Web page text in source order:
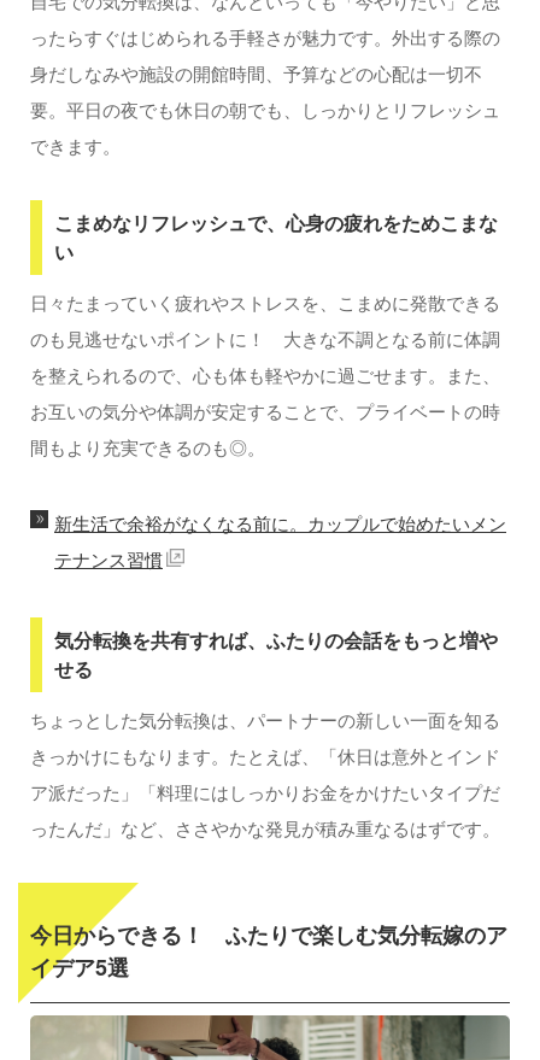
ったらすぐはじめられる手軽さが魅力です。外出する際の
身だしなみや施設の開館時間、予算などの心配は一切不
要。平日の夜でも休日の朝でも、しっかりとリフレッシュ
できます。
こまめなリフレッシュで、心身の疲れをためこまな
い
日々たまっていく疲れやストレスを、こまめに発散できる
のも見逃せないポイントに！ 大きな不調となる前に体調
を整えられるので、心も体も軽やかに過ごせます。また、
お互いの気分や体調が安定することで、プライベートの時
間もより充実できるのも◎。
新生活で余裕がなくなる前に。カップルで始めたいメン
テナンス習慣
気分転換を共有すれば、ふたりの会話をもっと増や
せる
ちょっとした気分転換は、パートナーの新しい一面を知る
きっかけにもなります。たとえば、「休日は意外とインド
ア派だった」「料理にはしっかりお金をかけたいタイプだ
ったんだ」など、ささやかな発見が積み重なるはずです。
今日からできる！ ふたりで楽しむ気分転嫁のア
イデア5選